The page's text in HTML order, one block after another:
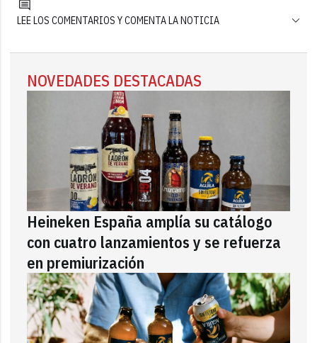
LEE LOS COMENTARIOS Y COMENTA LA NOTICIA
NOVEDADES DESTACADAS
Heineken España amplía su catálogo
con cuatro lanzamientos y se refuerza
en premiurización